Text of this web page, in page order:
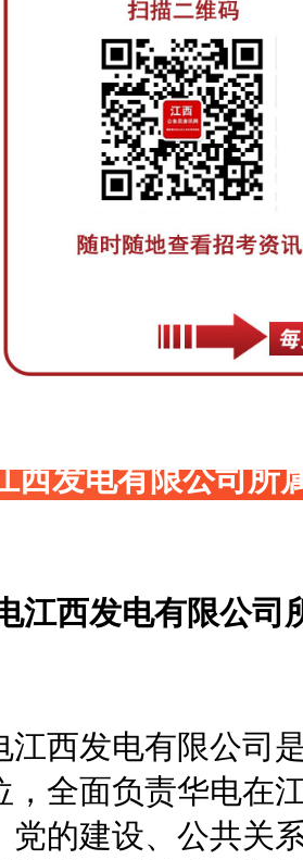
西发电有限公司所
江西发电有限公司
发电有限公司是
，全面负责华电在
党的建设、公共关